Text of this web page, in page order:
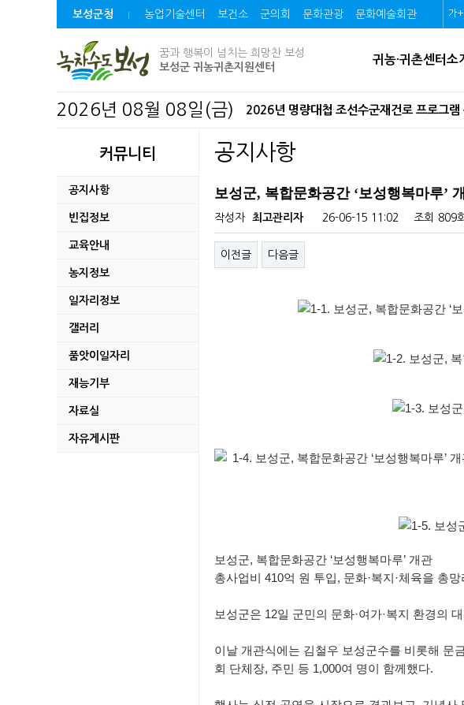
보성군청 농업기술센터 보건소 군의회 문화관광 문화예술회관 글
글
글
꿈과 행복이 넘치는 희망찬 보성
보성군 귀농귀촌지원센터
귀농·귀촌센터소
2026년 08월 08일(금) 2026년 명량대첩 조선수군재건로 프로그램
2026년 보성 청년 네트워크 조성사업 모집
2026년 다자녀가정 가족사진 만들어주기 사
자치법규 공포(발령)
보성 군관리계획(용도지역, 체육시설) 결정(
2026년 중동사태 어업용 면세유 유가연동
2026년도 제1회 추가경정 세입·세출 예산 고
미력 석호마을만들기사업 시행계획 승인 고
2026년 보성청년 창업 후속지원사업 참여
2026년 귀농어귀촌인 우수 창업활성화 지원
파크골프 이용 전 꼭 확인하세요!
커뮤니티
공지사항
빈집정보
교육안내
농지정보
일자리정보
갤러리
품앗이일자리
재능기부
자료실
자유게시판
공지사항
보성군, 복합문화공간 ‘보성행복마루’
작성자 최고관리자 26-06-15 11:02 조회 809회
이전글 다음글
보성군, 복합문화공간 ‘보성행복마루’ 개관
총사업비 410억 원 투입, 문화·복지·체육을 총
보성군은 12일 군민의 문화·여가·복지 환경의
이날 개관식에는 김철우 보성군수를 비롯해 문
회 단체장, 주민 등 1,000여 명이 함께했다.